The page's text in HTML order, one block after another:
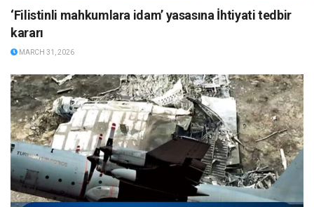
‘Filistinli mahkumlara idam’ yasasına İhtiyati tedbir
kararı
MARCH 31, 2026